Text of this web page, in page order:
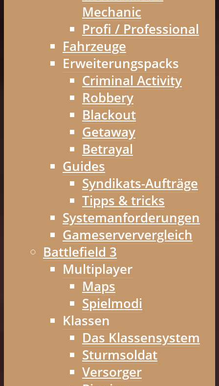
Mechanic
Profi / Professional
Fahrzeuge
Erweiterungspacks
Criminal Activity
Robbery
Blackout
Getaway
Betrayal
Guides
Syndikats-Aufträge
Tipps & tricks
Systemanforderungen
Gameserververgleich
Battlefield 3
Multiplayer
Maps
Spielmodi
Klassen
Das Klassensystem
Sturmsoldat
Versorger